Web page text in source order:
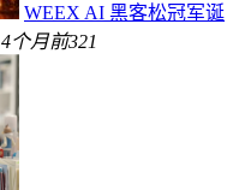
WEEX AI 黑客松冠军诞
4个月前321